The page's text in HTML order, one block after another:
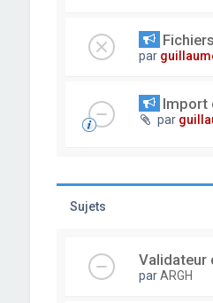
par
Import
par
Sujets
Validateur
parARGH